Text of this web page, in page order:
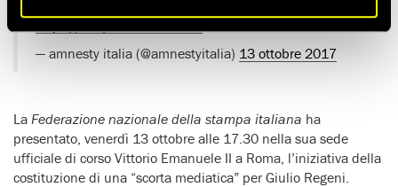
https://t.co/DCmmW8VC9O
— amnesty italia (@amnestyitalia) 13 ottobre 2017
La Federazione nazionale della stampa italiana ha
presentato, venerdì 13 ottobre alle 17.30 nella sua sede
ufficiale di corso Vittorio Emanuele II a Roma, l’iniziativa della
costituzione di una “scorta mediatica” per Giulio Regeni.